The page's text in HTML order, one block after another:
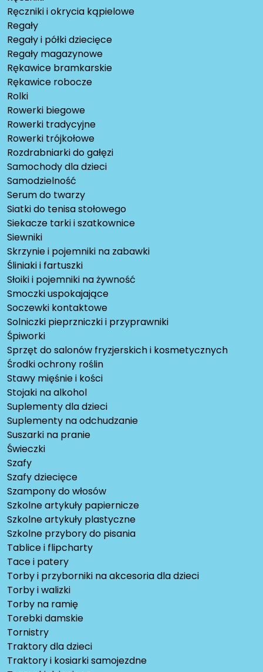
Ręczniki i okrycia kąpielowe
Regały
Regały i półki dziecięce
Regały magazynowe
Rękawice bramkarskie
Rękawice robocze
Rolki
Rowerki biegowe
Rowerki tradycyjne
Rowerki trójkołowe
Rozdrabniarki do gałęzi
Samochody dla dzieci
Samodzielność
Serum do twarzy
Siatki do tenisa stołowego
Siekacze tarki i szatkownice
Siewniki
Skrzynie i pojemniki na zabawki
Śliniaki i fartuszki
Słoiki i pojemniki na żywność
Smoczki uspokajające
Soczewki kontaktowe
Solniczki pieprzniczki i przyprawniki
Śpiworki
Sprzęt do salonów fryzjerskich i kosmetycznych
Środki ochrony roślin
Stawy mięśnie i kości
Stojaki na alkohol
Suplementy dla dzieci
Suplementy na odchudzanie
Suszarki na pranie
Świeczki
Szafy
Szafy dziecięce
Szampony do włosów
Szkolne artykuły papiernicze
Szkolne artykuły plastyczne
Szkolne przybory do pisania
Tablice i flipcharty
Tace i patery
Torby i przyborniki na akcesoria dla dzieci
Torby i walizki
Torby na ramię
Torebki damskie
Tornistry
Traktory dla dzieci
Traktory i kosiarki samojezdne